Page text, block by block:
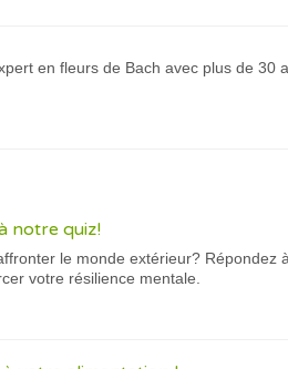
en fleurs de Bach avec plus de 30
notre quiz!
le monde extérieur? Répondez
votre résilience mentale.